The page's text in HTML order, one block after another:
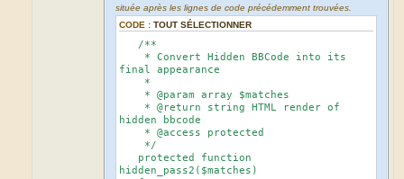
située après les lignes de code précédemment trouvées.
CODE :TOUT SÉLECTIONNER
/**
* Convert Hidden BBCode into its
final appearance
*
* @param array $matches
* @return string HTML render of
hidden bbcode
* @access protected
*/
protected function
hidden_pass2($matches)